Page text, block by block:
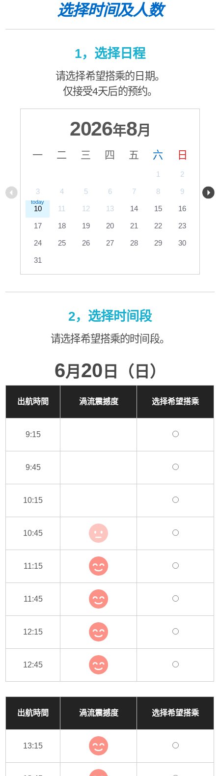
选择时间及人数
1，选择日程
请选择希望搭乘的日期。
仅接受4天后的预约。
2026年8月
一 二 三 四 五 六 日
1 2
3 4 5 6 7 8 9
10 11 12 13 14 15 16
17 18 19 20 21 22 23
24 25 26 27 28 29 30
31
2，选择时间段
请选择希望搭乘的时间段。
6月 20 日（日）
出航時間 渦流震撼度 选择希望搭乘
9:15
9:45
10:15
10:45
11:15
11:45
12:15
12:45
出航時間 渦流震撼度 选择希望搭乘
13:15